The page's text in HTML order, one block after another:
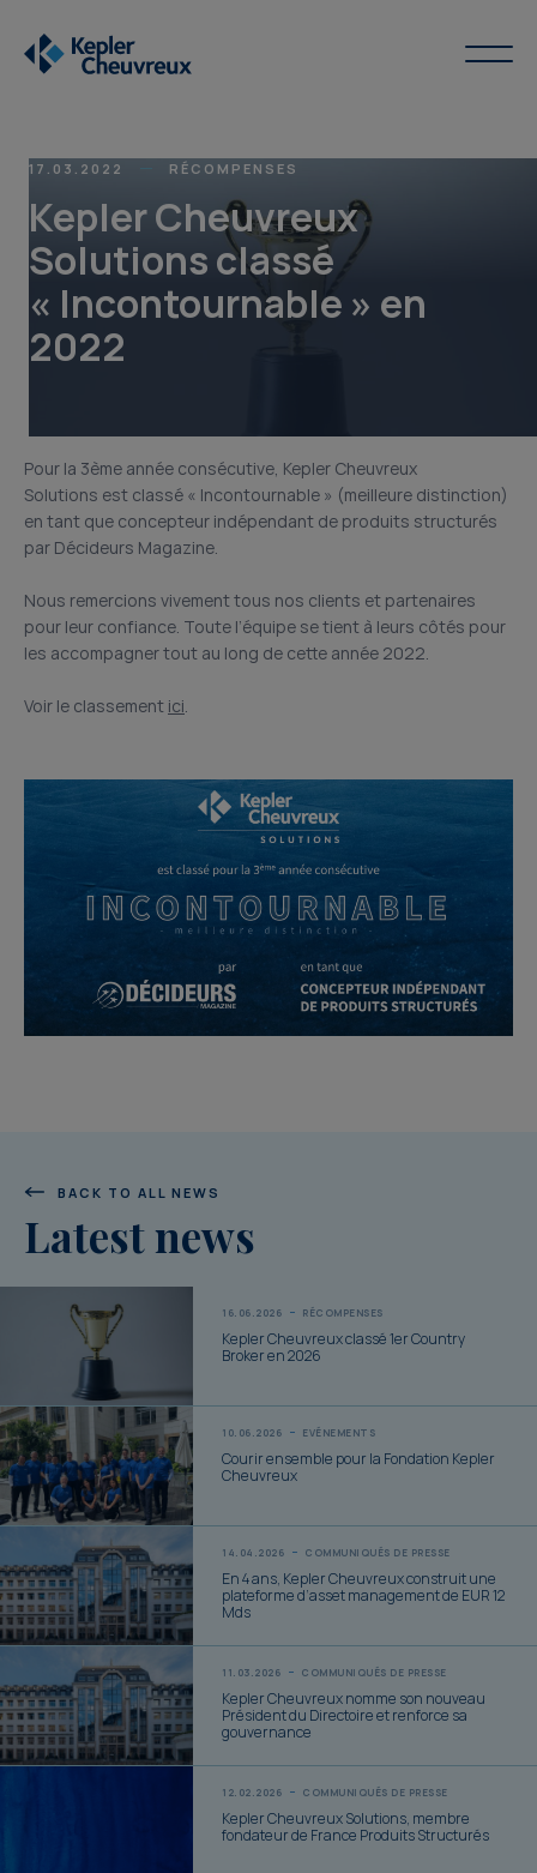
17.03.2022 RÉCOMPENSES
Kepler Cheuvreux
Solutions classé
« Incontournable » en
2022
Pour la 3ème année consécutive, Kepler Cheuvreux
Solutions est classé « Incontournable » (meilleure distinction)
en tant que concepteur indépendant de produits structurés
par Décideurs Magazine.
Nous remercions vivement tous nos clients et partenaires
pour leur confiance. Toute l’équipe se tient à leurs côtés pour
les accompagner tout au long de cette année 2022.
Voir le classement ici.
BACK TO ALL NEWS
Latest news
16.06.2026 RÉCOMPENSES
Kepler Cheuvreux classé 1er Country
Broker en 2026
10.06.2026 EVÉNEMENTS
Courir ensemble pour la Fondation Kepler
Cheuvreux
14.04.2026 COMMUNIQUÉS DE PRESSE
En 4 ans, Kepler Cheuvreux construit une
plateforme d’asset management de EUR 12
Mds
11.03.2026 COMMUNIQUÉS DE PRESSE
Kepler Cheuvreux nomme son nouveau
Président du Directoire et renforce sa
gouvernance
12.02.2026 COMMUNIQUÉS DE PRESSE
Kepler Cheuvreux Solutions, membre
fondateur de France Produits Structurés